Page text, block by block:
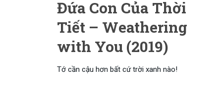
Đứa Con Của Thời
Tiết – Weathering
with You (2019)
Tớ cần cậu hơn bất cứ trời xanh nào!